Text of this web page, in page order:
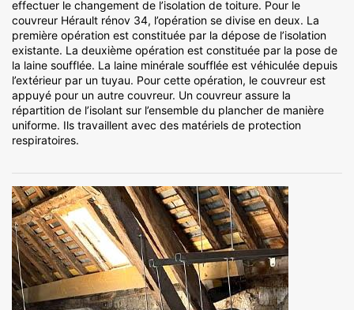
effectuer le changement de l’isolation de toiture. Pour le
couvreur Hérault rénov 34, l’opération se divise en deux. La
première opération est constituée par la dépose de l’isolation
existante. La deuxième opération est constituée par la pose de
la laine soufflée. La laine minérale soufflée est véhiculée depuis
l’extérieur par un tuyau. Pour cette opération, le couvreur est
appuyé pour un autre couvreur. Un couvreur assure la
répartition de l’isolant sur l’ensemble du plancher de manière
uniforme. Ils travaillent avec des matériels de protection
respiratoires.